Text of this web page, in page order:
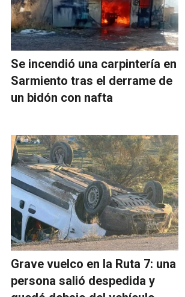
Se incendió una carpintería en
Sarmiento tras el derrame de
un bidón con nafta
Grave vuelco en la Ruta 7: una
persona salió despedida y